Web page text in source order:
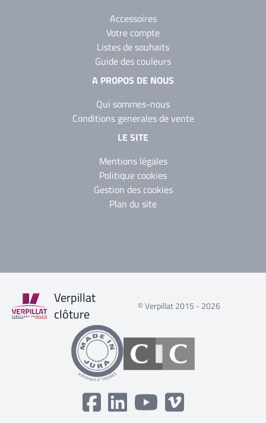
Accessoires
Votre compte
Listes de souhaits
Guide des couleurs
A PROPOS DE NOUS
Qui sommes-nous
Conditions generales de vente
LE SITE
Mentions légales
Politique cookies
Gestion des cookies
Plan du site
Verpillat
clôture
© Verpillat 2015 - 2026